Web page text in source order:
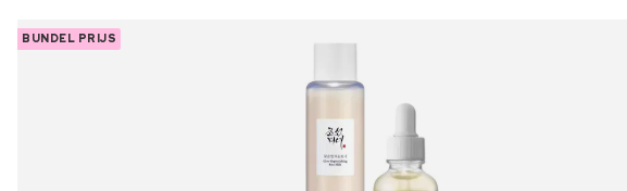
BUNDEL PRIJS